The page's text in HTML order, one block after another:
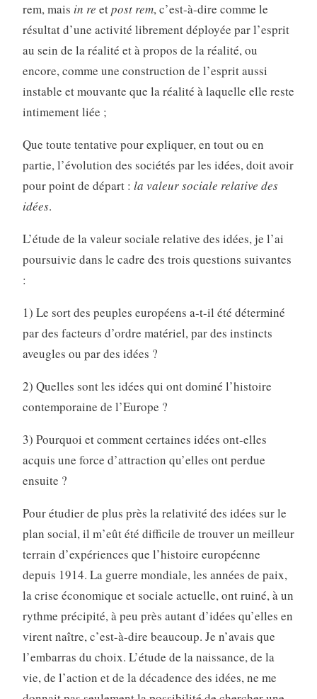
rem, mais in re etpost rem, c’est-à-dire comme le
résultat d’une activité librement déployée par l’esprit
au sein de la réalité et à propos de la réalité, ou
encore, comme une construction de l’esprit aussi
instable et mouvante que la réalité à laquelle elle reste
intimement liée ;
Que toute tentative pour expliquer, en tout ou en
partie, l’évolution des sociétés par les idées, doit avoir
pour point de départ : la valeur sociale relative des
idées.
L’étude de la valeur sociale relative des idées, je l’ai
poursuivie dans le cadre des trois questions suivantes
:
1) Le sort des peuples européens a-t-il été déterminé
par des facteurs d’ordre matériel, par des instincts
aveugles ou par des idées ?
2) Quelles sont les idées qui ont dominé l’histoire
contemporaine de l’Europe ?
3) Pourquoi et comment certaines idées ont-elles
acquis une force d’attraction qu’elles ont perdue
ensuite ?
Pour étudier de plus près la relativité des idées sur le
plan social, il m’eût été difficile de trouver un meilleur
terrain d’expériences que l’histoire européenne
depuis 1914. La guerre mondiale, les années de paix,
la crise économique et sociale actuelle, ont ruiné, à un
rythme précipité, à peu près autant d’idées qu’elles en
virent naître, c’est-à-dire beaucoup. Je n’avais que
l’embarras du choix. L’étude de la naissance, de la
vie, de l’action et de la décadence des idées, ne me